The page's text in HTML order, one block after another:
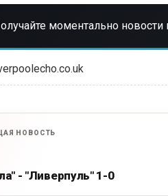
моментально
НОВОСТЬ
- "Ливерпуль" 1-0